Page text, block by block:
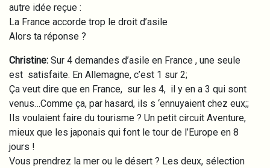
autre idée reçue :
La France accorde trop le droit d’asile
Alors ta réponse ?
Christine: Sur 4 demandes d’asile en France , une seule
est satisfaite. En Allemagne, c’est 1 sur 2;
Ça veut dire que en France, sur les 4, il y en a 3 qui sont
venus…Comme ça, par hasard, ils s ‘ennuyaient chez eux;;
Ils voulaient faire du tourisme ? Un petit circuit Aventure,
mieux que les japonais qui font le tour de l’Europe en 8
jours !
Vous prendrez la mer ou le désert ? Les deux, sélection